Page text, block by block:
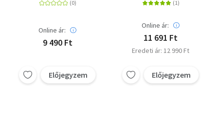
learn to cook in 24
Online ár:
9 490 Ft
Előjegyzem
Online ár:
11 691 Ft
Eredeti ár: 12 990 Ft
Előjegyzem